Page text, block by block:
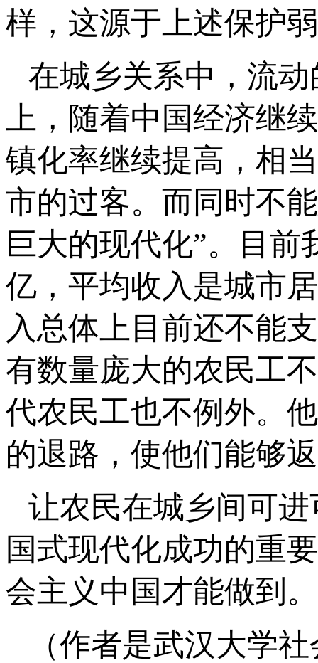
样，这源于上述保护
在城乡关系中，流
上，随着中国经济继
镇化率继续提高，相
市的过客。而同时不
巨大的现代化”。目前
亿，平均收入是城市
入总体上目前还不能
有数量庞大的农民工
代农民工也不例外。
的退路，使他们能够
让农民在城乡间可
国式现代化成功的重
会主义中国才能做到。
（作者是武汉大学